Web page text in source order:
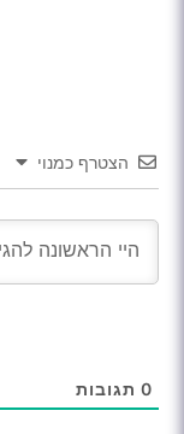
הצטרף כמנוי
0 תגובות